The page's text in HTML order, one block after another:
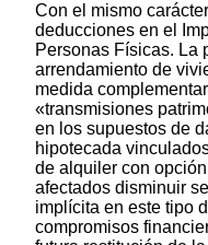
Con el mismo
deducciones en el
Personas Físicas. La
arrendamiento de
medida
«transmisiones
en los supuestos de
hipotecada
de alquiler con
afectados disminuir
implícita en este tipo
compromisos